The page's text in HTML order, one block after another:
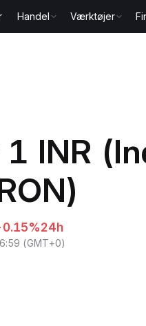
Handel Værktøjer
INR
24h
(GMT+0)